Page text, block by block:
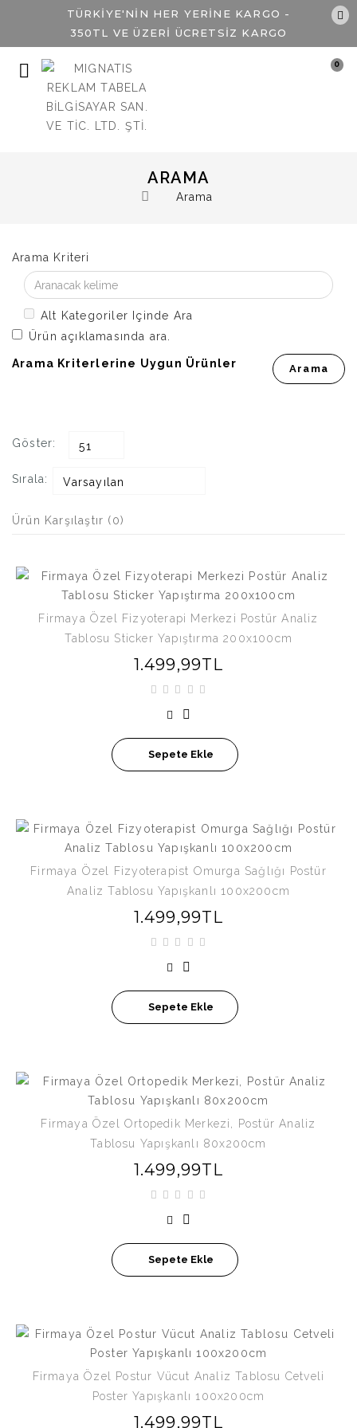
TÜRKİYE'NİN HER YERİNE KARGO -
350TL VE ÜZERİ ÜCRETSİZ KARGO
0
ARAMA
Arama
Arama Kriteri
Alt Kategoriler Içinde Ara
Ürün açıklamasında ara.
Arama Kriterlerine Uygun Ürünler
Göster: 51
Sırala: Varsayılan
Ürün Karşılaştır (0)
Firmaya Özel Fizyoterapi Merkezi Postür Analiz
Tablosu Sticker Yapıştırma 200x100cm
1.499,99TL
Sepete Ekle
Firmaya Özel Fizyoterapist Omurga Sağlığı Postür
Analiz Tablosu Yapışkanlı 100x200cm
1.499,99TL
Sepete Ekle
Firmaya Özel Ortopedik Merkezi, Postür Analiz
Tablosu Yapışkanlı 80x200cm
1.499,99TL
Sepete Ekle
Firmaya Özel Postur Vücut Analiz Tablosu Cetveli
Poster Yapışkanlı 100x200cm
1.499,99TL